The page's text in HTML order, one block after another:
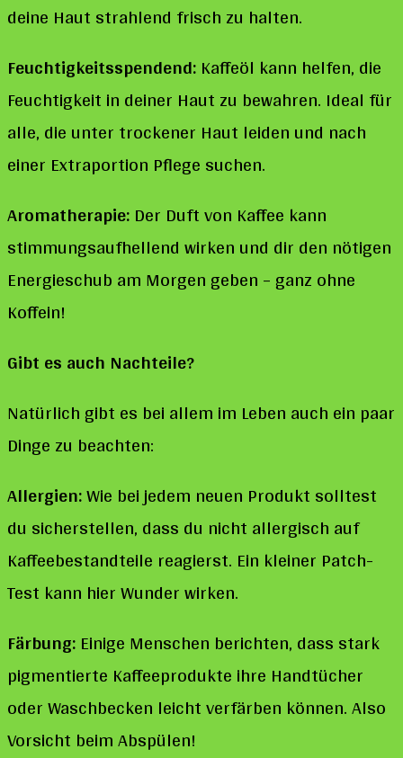
deine Haut strahlend frisch zu halten.
Feuchtigkeitsspendend:Kaffeöl kann helfen, die
Feuchtigkeit in deiner Haut zu bewahren. Ideal für
alle, die unter trockener Haut leiden und nach
einer Extraportion Pflege suchen.
Aromatherapie:Der Duft von Kaffee kann
stimmungsaufhellend wirken und dir den nötigen
Energieschub am Morgen geben – ganz ohne
Koffein!
Gibt es auch Nachteile?
Natürlich gibt es bei allem im Leben auch ein paar
Dinge zu beachten:
Allergien:Wie bei jedem neuen Produkt solltest
du sicherstellen, dass du nicht allergisch auf
Kaffeebestandteile reagierst. Ein kleiner Patch-
Test kann hier Wunder wirken.
Färbung:Einige Menschen berichten, dass stark
pigmentierte Kaffeeprodukte ihre Handtücher
oder Waschbecken leicht verfärben können. Also
Vorsicht beim Abspülen!